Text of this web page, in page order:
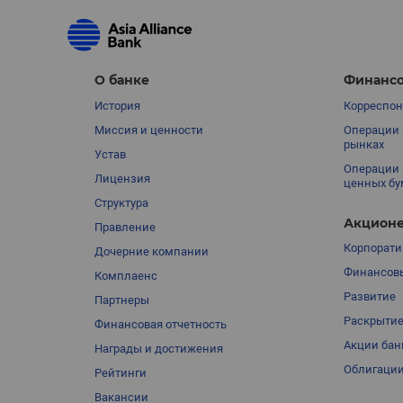
О банке
История
Миссия и ценности
Устав
Лицензия
Структура
Правление
Дочерние компании
Комплаенс
Партнеры
Финансовая отчетность
Награды и достижения
Рейтинги
Вакансии
Операции
рынках
Операции
ценных
Развитие
Акции